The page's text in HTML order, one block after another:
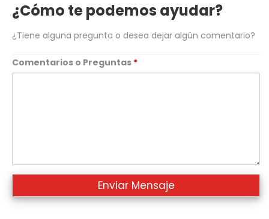
¿Cómo te podemos ayudar?
¿Tiene alguna pregunta o desea dejar algún comentario?
Comentarios o Preguntas *